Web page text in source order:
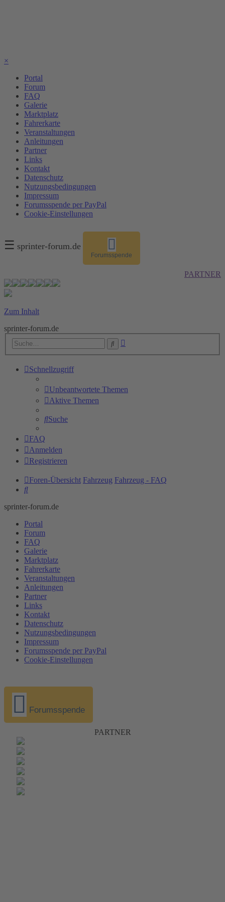
×
Portal
Forum
FAQ
Galerie
Marktplatz
Fahrerkarte
Veranstaltungen
Anleitungen
Partner
Links
Kontakt
Datenschutz
Nutzungsbedingungen
Impressum
Forumsspende per PayPal
Cookie-Einstellungen
☰ sprinter-forum.de
Forumsspende
PARTNER
Zum Inhalt
sprinter-forum.de
Suche
Schnellzugriff
Unbeantwortete Themen
Aktive Themen
Suche
FAQ
Anmelden
Registrieren
Foren-Übersicht Fahrzeug Fahrzeug - FAQ
Suche
sprinter-forum.de
Portal
Forum
FAQ
Galerie
Marktplatz
Fahrerkarte
Veranstaltungen
Anleitungen
Partner
Links
Kontakt
Datenschutz
Nutzungsbedingungen
Impressum
Forumsspende per PayPal
Cookie-Einstellungen
Forumsspende
PARTNER